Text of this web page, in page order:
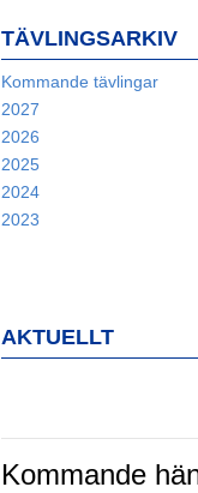
TÄVLINGSARKIV
Kommande tävlingar
2027
2026
2025
2024
2023
AKTUELLT
Kommande